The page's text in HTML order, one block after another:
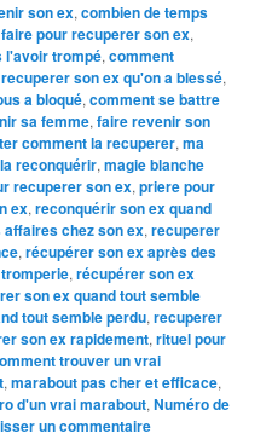
son ex,combien de temps
pour recuperer son ex,
l'avoir trompé,comment
son ex qu'on a blessé,
a bloqué,comment se battre
sa femme,faire revenir son
comment la recuperer,ma
reconquérir,magie blanche
recuperer son ex,priere pour
ex,reconquérir son ex quand
chez son ex,recuperer
,récupérer son ex après des
,récupérer son ex
son ex quand tout semble
tout semble perdu,recuperer
son ex rapidement,rituel pour
trouver un vrai
,marabout pas cher et efficace,
d'un vrai marabout,Numéro de
un commentaire